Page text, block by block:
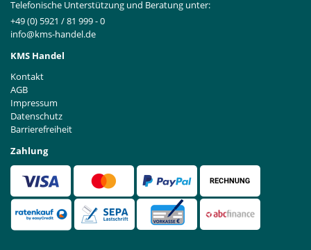
Telefonische Unterstützung und Beratung unter:
+49 (0) 5921 / 81 999 - 0
info@kms-handel.de
KMS Handel
Kontakt
AGB
Impressum
Datenschutz
Barrierefreiheit
Zahlung